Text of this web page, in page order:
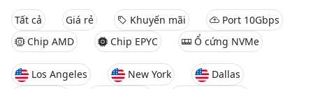
Tất cả Giá rẻ Khuyến mãi
Port 10Gbps
Chip AMD
Chip EPYC Ổ cứng NVMe
Los Angeles New York
Dallas